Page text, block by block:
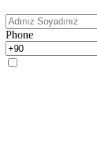
Phone